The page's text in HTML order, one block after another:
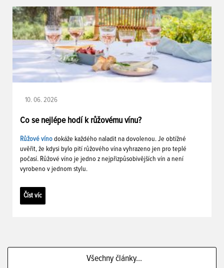
10. 06. 2026
Co se nejlépe hodí k růžovému vínu?
Růžové víno dokáže každého naladit na dovolenou. Je obtížné
uvěřit, že kdysi bylo pití růžového vína vyhrazeno jen pro teplé
počasí. Růžové víno je jedno z nejpřizpůsobivějších vín a není
vyrobeno v jednom stylu.
Číst víc
Všechny články...